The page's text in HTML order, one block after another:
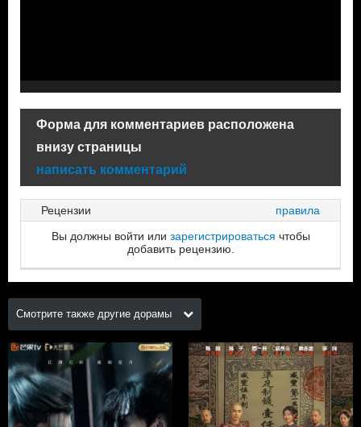
Форма для комментариев расположена
внизу страницы
написать комментарий
Рецензии
правила
Вы должны войти или зарегистрироваться чтобы
добавить рецензию.
Смотрите также другие дорамы